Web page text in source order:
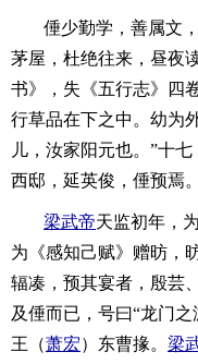
倕少勤学，善属文
茅屋，杜绝往来，昼夜
书》，失《五行志》四
行草品在下之中。幼为
儿，汝家阳元也。”十
西邸，延英俊，倕预焉。
梁武帝天监初年，
为《感知己赋》赠昉，
辐凑，预其宴者，殷芸
及倕而已，号曰“龙门之
王（萧宏）东曹掾。 梁